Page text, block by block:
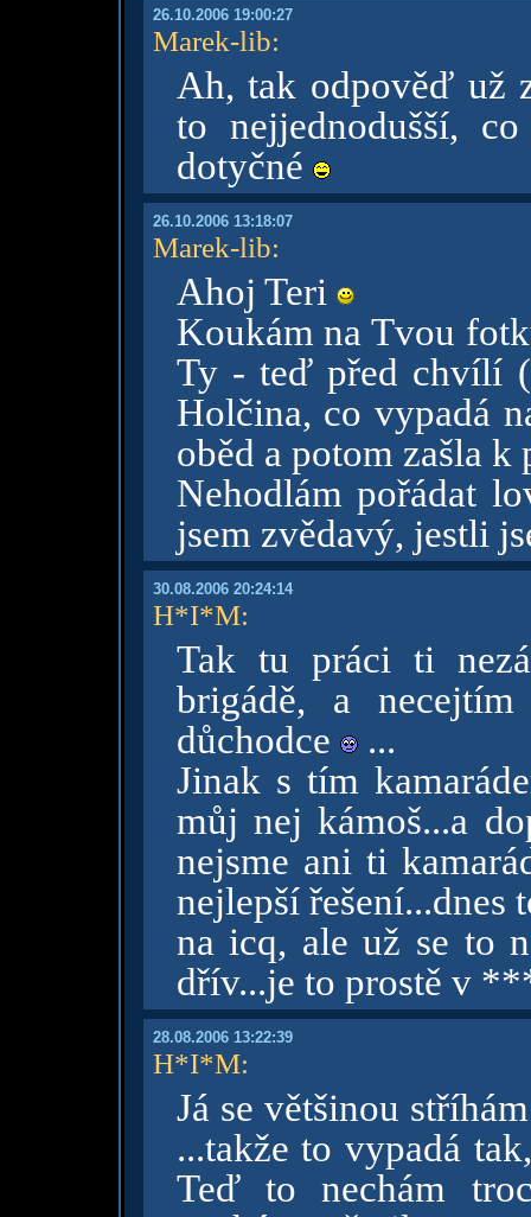
26.10.2006 19:00:27
Marek-lib:
Ah, tak odpověď už
to nejjednodušší,
dotyčné
26.10.2006 13:18:07
Marek-lib:
Ahoj Teri
Koukám na Tvou
Ty - teď před chvílí
Holčina, co vypadá
oběd a potom zašla
Nehodlám pořádat
jsem zvědavý, jestli
30.08.2006 20:24:14
H*I*M:
Tak tu práci ti
brigádě, a
důchodce
...
Jinak s tím
můj nej kámoš...a
nejsme ani ti
nejlepší řešení...dnes
na icq, ale už se to
dřív...je to prostě v
28.08.2006 13:22:39
H*I*M:
Já se většinou
...takže to vypadá
Teď to nechám